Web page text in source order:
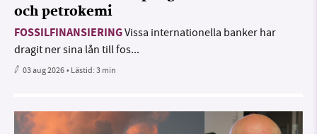
och petrokemi
FOSSILFINANSIERINGVissa internationella banker har
dragit ner sina lån till fos...
03 aug 2026• Lästid:3 min